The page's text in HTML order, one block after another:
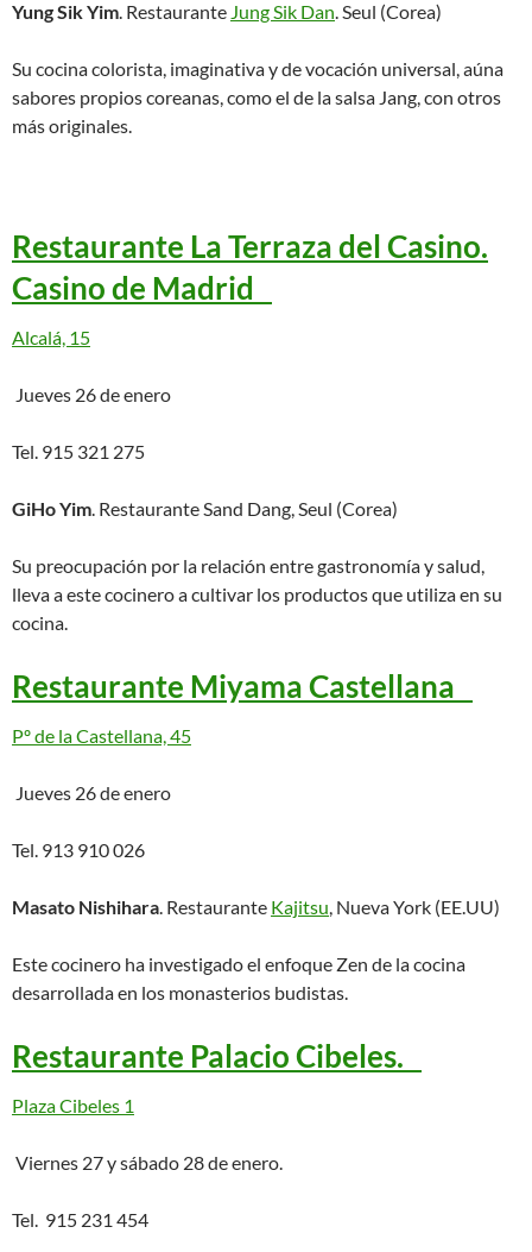
Yung Sik Yim. Restaurante Jung Sik Dan. Seul (Corea)
Su cocina colorista, imaginativa y de vocación universal, aúna
sabores propios coreanas, como el de la salsa Jang, con otros
más originales.
Restaurante La Terraza del Casino.
Casino de Madrid
Alcalá, 15
Jueves 26 de enero
Tel. 915 321 275
GiHo Yim. Restaurante Sand Dang, Seul (Corea)
Su preocupación por la relación entre gastronomía y salud,
lleva a este cocinero a cultivar los productos que utiliza en su
cocina.
Restaurante Miyama Castellana
Pº de la Castellana, 45
Jueves 26 de enero
Tel. 913 910 026
Masato Nishihara. Restaurante Kajitsu, Nueva York (EE.UU)
Este cocinero ha investigado el enfoque Zen de la cocina
desarrollada en los monasterios budistas.
Restaurante Palacio Cibeles.
Plaza Cibeles 1
Viernes 27 y sábado 28 de enero.
Tel. 915 231 454